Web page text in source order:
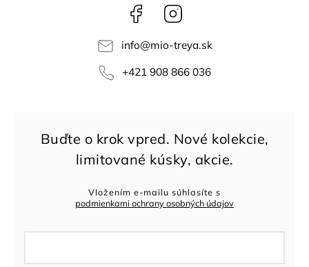
Facebook
info@mio-treya.sk
+421 908 866 036
Vložením e-mailu súhlasíte s
podmienkami ochrany osobných údajov